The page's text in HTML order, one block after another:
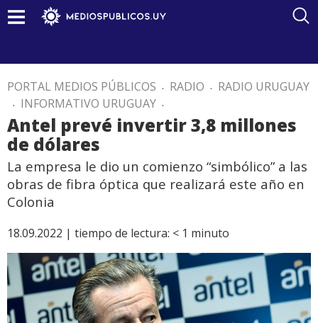
PORTAL MEDIOS PÚBLICOS . RADIO . RADIO URUGUAY
. INFORMATIVO URUGUAY .
Antel prevé invertir 3,8 millones
de dólares
La empresa le dio un comienzo “simbólico” a las
obras de fibra óptica que realizará este año en
Colonia
18.09.2022 | tiempo de lectura: < 1 minuto